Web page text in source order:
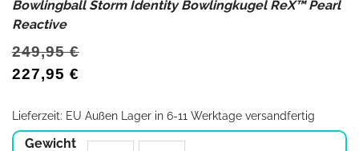
Bowlingball Storm Identity Bowlingkugel ReX™ Pearl
Reactive
249,95€
227,95 €
Lieferzeit: EU Außen Lager in 6-11 Werktage versandfertig
Gewicht